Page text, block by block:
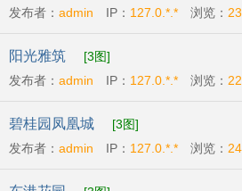
发布者： admin IP： 127.0.*.* 浏览：
间:2011-04-07
阳光雅筑
[3图]
发布者： admin IP： 127.0.*.* 浏览：
04-09
碧桂园凤凰城
[3图]
发布者： admin IP： 127.0.*.* 浏览：